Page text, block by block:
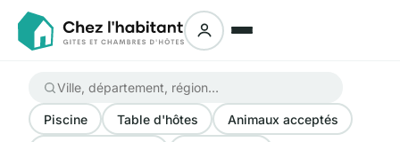
Piscine Table d'hôtes Animaux acceptés